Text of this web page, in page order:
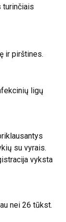
turinčiais
ir pirštines.
ligų
su vyrais.
vyksta
nei 26 tūkst.